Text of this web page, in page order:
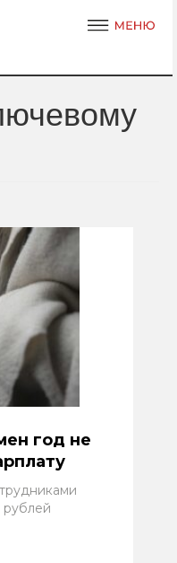
год не
рублей